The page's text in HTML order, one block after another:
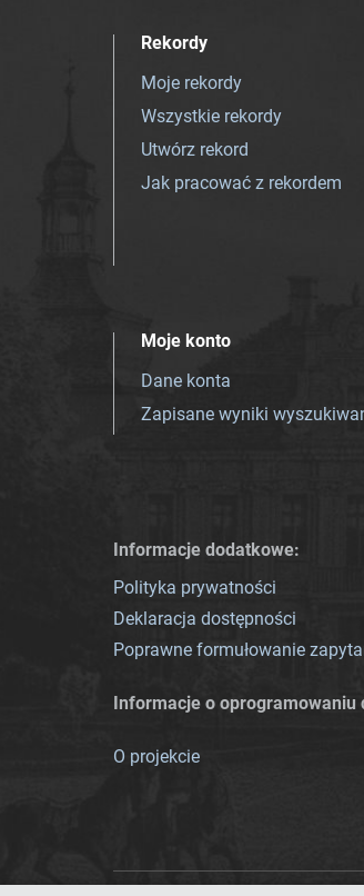
Rekordy
Moje rekordy
Wszystkie rekordy
Utwórz rekord
Jak pracować z rekordem
Moje konto
Dane konta
Zapisane wyniki
Informacje dodatkowe:
Polityka prywatności
Deklaracja dostępności
Poprawne formułowanie
Informacje o oprogramowaniu
O projekcie